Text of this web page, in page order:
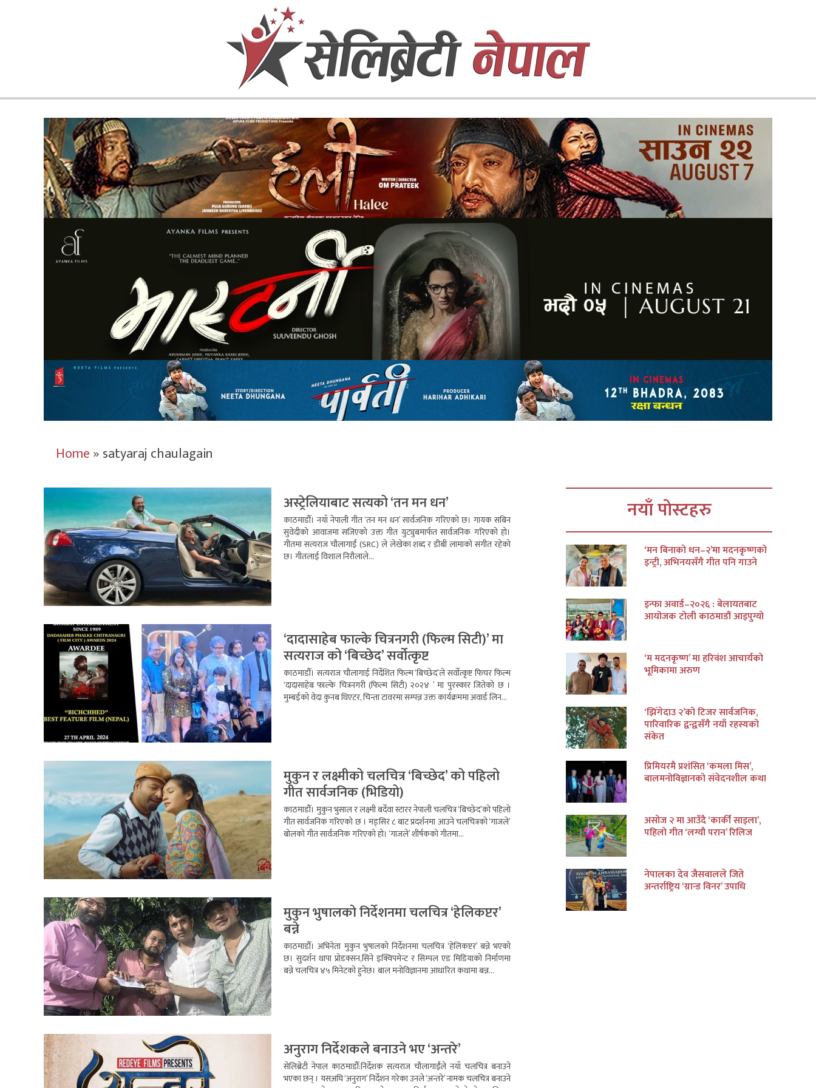
Home»satyaraj chaulagain
अस्ट्रेलियाबाट सत्यको ‘तन मन धन’
काठमाडौँ। नयाँ नेपाली गीत ‘तन मन धन’ सार्वजनिक गरिएको छ। गायक सबिन
सुवेदीको आवाजमा सजिएको उक्त गीत युट्युबमार्फत सार्वजनिक गरिएको हो।
गीतमा सत्यराज चौलागाईं (SRC) ले लेखेका शब्द र डीबी लामाको संगीत रहेको
छ। गीतलाई विशाल निरौलाले...
‘दादासाहेब फाल्के चित्रनगरी (फिल्म सिटी)’ मा
सत्यराज को ‘बिच्छेद’ सर्वोत्कृष्ट
काठमाडौँ। सत्यराज चौलागाई निर्देशित फिल्म ‘बिच्छेद’ले सर्वोत्कृष्ट फिचर फिल्म
‘दादासाहेब फाल्के चित्रनगरी (फिल्म सिटी) २०२४ ’ मा पुरस्कार जितेको छ ।
मुम्बईको वेदा कुनब थिएटर, चिन्ता टावरमा सम्पन्न उक्त कार्यक्रममा अवार्ड लिन...
मुकुन र लक्ष्मीको चलचित्र ‘बिच्छेद’ को पहिलो
गीत सार्वजनिक (भिडियो)
काठमाडौँ। मुकुन भुसाल र लक्ष्मी बर्देवा स्टारर नेपाली चलचित्र ‘बिच्छेद’को पहिलो
गीत सार्वजनिक गरिएको छ । मङ्सिर ८ बाट प्रदर्शनमा आउने चलचित्रको ‘गाजले’
बोलको गीत सार्वजनिक गरिएको हो। ‘गाजले’ शीर्षकको गीतमा...
मुकुन भुषालको निर्देशनमा चलचित्र ‘हेलिकप्टर’
बन्ने
काठमाडौँ। अभिनेता मुकुन भुषालको निर्देशनमा चलचित्र ‘हेलिकप्टर’ बन्ने भएको
छ। सुदर्शन थापा प्रोडक्सन,सिने इक्विपमेन्ट र सिम्पल एड मिडियाको निर्माणमा
बन्ने चलचित्र ४५ मिनेटको हुनेछ। बाल मनोविज्ञानमा आधारित कथामा बन्न...
अनुराग निर्देशकले बनाउने भए ‘अन्तरे’
सेलिब्रेटी नेपाल काठमाडौँ:निर्देशक सत्यराज चौलागाईँले नयाँ चलचित्र बनाउने
भएका छन् । यसअघि ‘अनुराग’ निर्देशन गरेका उनले ‘अन्तरे’ नामक चलचित्र बनाउने
नयाँ पोस्टहरु
‘मन बिनाको धन–२’मा मदनकृष्णको
इन्ट्री, अभिनयसँगै गीत पनि गाउने
इन्फा अवार्ड–२०२६ : बेलायतबाट
आयोजक टोली काठमाडौं आइपुग्यो
‘म मदनकृष्ण’ मा हरिवंश आचार्यको
भूमिकामा अरुण
‘झिँगेदाउ २’को टिजर सार्वजनिक,
पारिवारिक द्वन्द्वसँगै नयाँ रहस्यको
संकेत
प्रिमियरमै प्रशंसित ‘कमला मिस’,
बालमनोविज्ञानको संवेदनशील कथा
असोज २ मा आउँदै ‘कार्की साइला’,
पहिलो गीत ‘लग्यौ परान’ रिलिज
नेपालका देव जैसवालले जिते
अन्तर्राष्ट्रिय ‘ग्रान्ड विनर’ उपाधि